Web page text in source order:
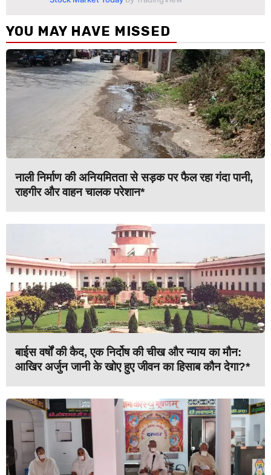
YOU MAY HAVE MISSED
नाली निर्माण की अनियमितता से सड़क पर फैल रहा गंदा पानी,
राहगीर और वाहन चालक परेशान*
बाईस वर्षों की कैद, एक निर्दोष की चीख और न्याय का मौन:
आखिर अर्जुन जानी के खोए हुए जीवन का हिसाब कौन देगा?*